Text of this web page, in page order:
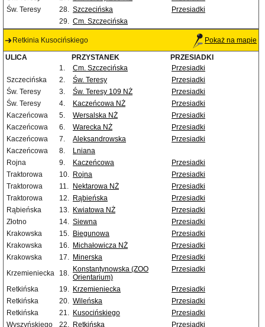
Św. Teresy
28. Szczecińska
Przesiadki
29. Cm. Szczecińska
Retkinia Kusocińskiego Pokaż na mapie
ULICA PRZYSTANEK
PRZESIADKI
1.
Cm. Szczecińska
Przesiadki
Szczecińska
2. Św. Teresy
Przesiadki
Św. Teresy
3. Św. Teresy 109 NŻ
Przesiadki
Św. Teresy
4. Kaczeńcowa NŻ
Przesiadki
Kaczeńcowa
5. Wersalska NŻ
Przesiadki
Kaczeńcowa
6. Warecka NŻ
Przesiadki
Kaczeńcowa
7. Aleksandrowska
Przesiadki
Kaczeńcowa
8.
Lniana
Rojna
9. Kaczeńcowa
Przesiadki
Traktorowa
10. Rojna
Przesiadki
Traktorowa
11. Nektarowa NŻ
Przesiadki
Traktorowa
12. Rąbieńska
Przesiadki
Rąbieńska
13. Kwiatowa NŻ
Przesiadki
Złotno
14. Siewna
Przesiadki
Krakowska
15. Biegunowa
Przesiadki
Krakowska
16. Michałowicza NŻ
Przesiadki
Krakowska
17. Minerska
Przesiadki
Krzemieniecka
18. Konstantynowska (ZOO
Orientarium)
Przesiadki
Retkińska 19. Krzemieniecka
Przesiadki
Retkińska
20. Wileńska
Przesiadki
Retkińska
21. Kusocińskiego
Przesiadki
Wyszyńskiego
22. Retkińska Przesiadki